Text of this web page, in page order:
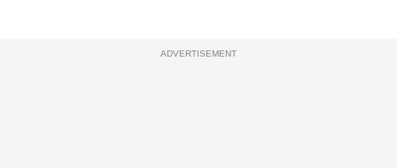
ADVERTISEMENT